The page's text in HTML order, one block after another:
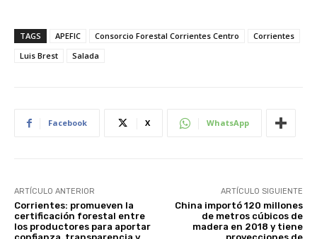
TAGS APEFIC Consorcio Forestal Corrientes Centro
Corrientes
Luis Brest
Salada
Facebook X WhatsApp
ARTÍCULO ANTERIOR
Corrientes: promueven la
certificación forestal entre
los productores para aportar
ARTÍCULO SIGUIENTE
China importó 120 millones
de metros cúbicos de
madera en 2018 y tiene